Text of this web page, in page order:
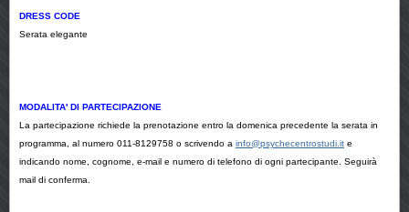
DRESS CODE
Serata elegante
MODALITA' DI PARTECIPAZIONE
La partecipazione richiede la prenotazione entro la domenica precedente la serata in
programma, al numero 011-8129758 o scrivendo a info@psychecentrostudi.it e
indicando nome, cognome, e-mail e numero di telefono di ogni partecipante. Seguirà
mail di conferma.